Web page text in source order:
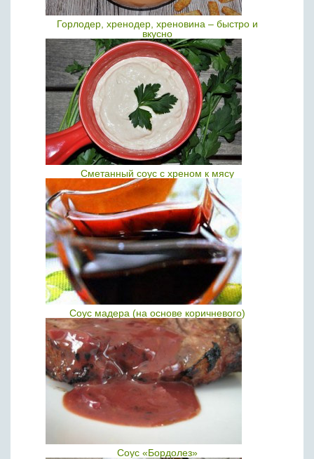
Горлодер, хренодер, хреновина – быстро и
вкусно
Сметанный соус с хреном к мясу
Соус мадера (на основе коричневого)
Соус «Бордолез»